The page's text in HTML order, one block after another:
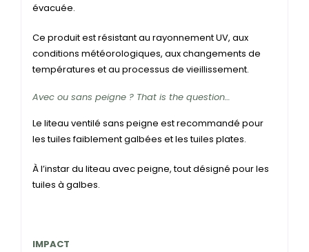
évacuée.
Ce produit est résistant au rayonnement UV, aux
conditions météorologiques, aux changements de
températures et au processus de vieillissement.
Avec ou sans peigne ? That is the question…
Le liteau ventilé sans peigne est recommandé pour
les tuiles faiblement galbées et les tuiles plates.
À l’instar du liteau avec peigne, tout désigné pour les
tuiles à galbes.
IMPACT